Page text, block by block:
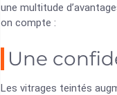
une multitude
on compte :
Une
Les vitrages teintés